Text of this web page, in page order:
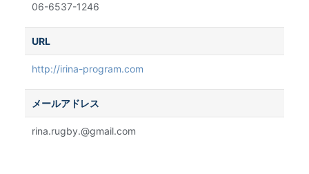
06-6537-1246
URL
http://irina-program.com
メールアドレス
rina.rugby.@gmail.com